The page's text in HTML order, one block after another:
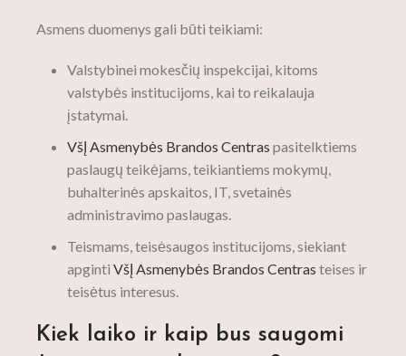
Asmens duomenys gali būti teikiami:
Valstybinei mokesčių inspekcijai, kitoms
valstybės institucijoms, kai to reikalauja
įstatymai.
VšĮ Asmenybės Brandos Centras pasitelktiems
paslaugų teikėjams, teikiantiems mokymų,
buhalterinės apskaitos, IT, svetainės
administravimo paslaugas.
Teismams, teisėsaugos institucijoms, siekiant
apginti VšĮ Asmenybės Brandos Centras teises ir
teisėtus interesus.
Kiek laiko ir kaip bus saugomi